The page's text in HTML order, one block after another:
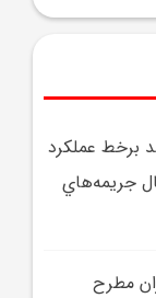
برخط عملکرد
جريمه‌هاي
مطرح